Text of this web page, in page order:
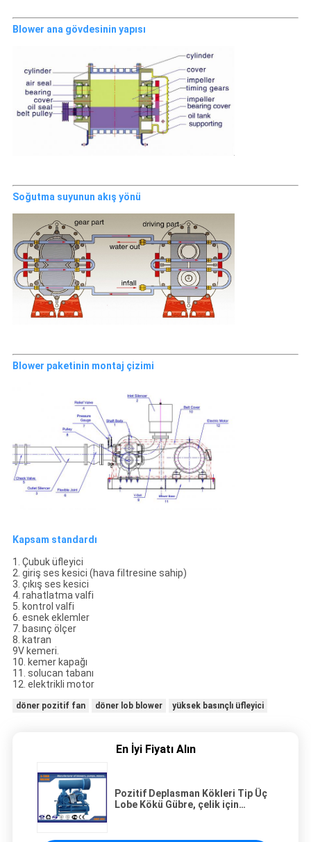
Blower ana gövdesinin yapısı
Soğutma suyunun akış yönü
Blower paketinin montaj çizimi
Kapsam standardı
1. Çubuk üfleyici
2. giriş ses kesici (hava filtresine sahip)
3. çıkış ses kesici
4. rahatlatma valfi
5. kontrol valfi
6. esnek eklemler
7. basınç ölçer
8. katran
9V kemeri.
10. kemer kapağı
11. solucan tabanı
12. elektrikli motor
döner pozitif fan döner lob blower yüksek basınçlı üfleyici
En İyi Fiyatı Alın
Pozitif Deplasman Kökleri Tip Üç
Lobe Kökü Gübre, çelik için